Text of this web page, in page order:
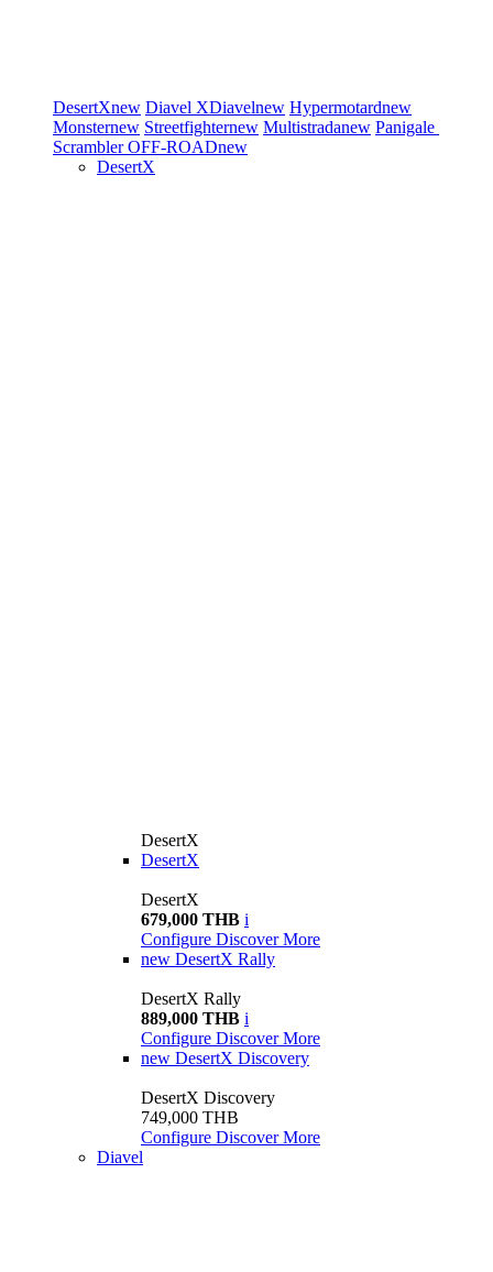
DesertXnew Diavel XDiavelnew Hypermotardnew
Monsternew Streetfighternew Multistradanew Panigale
ScramblerOFF-ROADnew
DesertX
DesertX
DesertX
DesertX
679,000 THB i
Configure Discover More
new DesertX Rally
DesertX Rally
889,000 THB i
Configure Discover More
new DesertX Discovery
DesertX Discovery
749,000 THB
Configure Discover More
Diavel